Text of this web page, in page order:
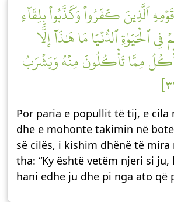
ٱلَّذِينَ كَفَرُواْ وَكَذَّبُواْ بِلِقَآءِ
فِي ٱلۡحَيَوٰةِ ٱلدُّنۡيَا مَا هَٰذَآ إِلَّا
مِمَّا تَأۡكُلُونَ مِنۡهُ وَيَشۡرَبُ
Por paria e popullit të tij, e cila
dhe e mohonte takimin në
së cilës, i kishim dhënë të mira
tha: “Ky është vetëm njeri si ju,
hani edhe ju dhe pi nga ato që